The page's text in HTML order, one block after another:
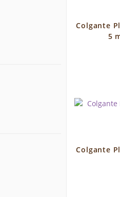
Colgante
5
Colgante